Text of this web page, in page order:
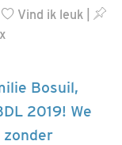
Vind ik leuk
Bosuil,
2019! We
zonder